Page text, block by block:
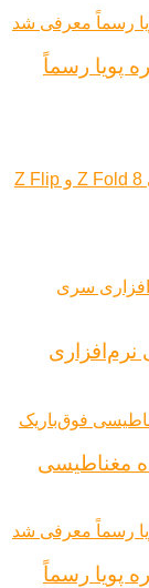
پویا رسماً
نرم‌افزاری
مغناطیسی
پویا رسماً